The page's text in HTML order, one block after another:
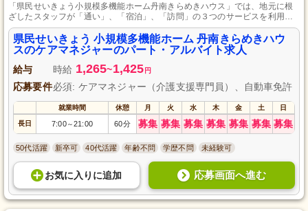
「県民せいきょう小規模多機能ホーム丹南きらめきハウス」では、地元に根
ざしたスタッフが「通い」、「宿泊」、「訪問」の３つのサービスを利用者
とその家族に対応し、暮らしを理解した上で一人ひとりが自分らしく過ごせ
るようサポートします。
県民せいきょう 小規模多機能ホーム 丹南きらめきハウ
スのケアマネジャーのパート・アルバイト求人
給与 時給 1,265~1,425 円
応募要件必須: ケアマネジャー（介護支援専門員）、自動車免許
就業時間 休憩 月 火 水 木 金 土 日
長日 7:00～21:00 60分 募集 募集 募集 募集 募集 募集 募集
50代活躍 新卒可 40代活躍 年齢不問 学歴不問 未経験可
お気に入り に追加 応募画面へ進む